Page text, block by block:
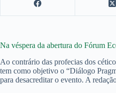
Na véspera da abertura do Fórum
Ao contrário das profecias dos
tem como objetivo o “Diálogo
para desacreditar o evento. A